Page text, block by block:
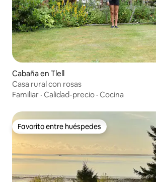
Cabaña en Tlell
Casa rural con rosas
Familiar · Calidad-precio · Cocina
Favorito entre huéspedes
Favorito entre huéspedes